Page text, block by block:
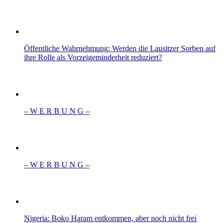
Öffentliche Wahrnehmung: Werden die Lausitzer Sorben auf
ihre Rolle als Vorzeigeminderheit reduziert?
– W Ε R Β U Ν G –
– W Ε R Β U Ν G –
Nigeria: Boko Haram entkommen, aber noch nicht frei